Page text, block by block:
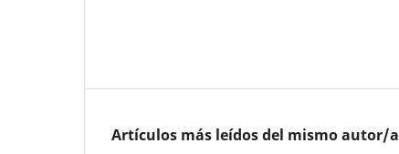
Artículos más leídos del mismo autor/a